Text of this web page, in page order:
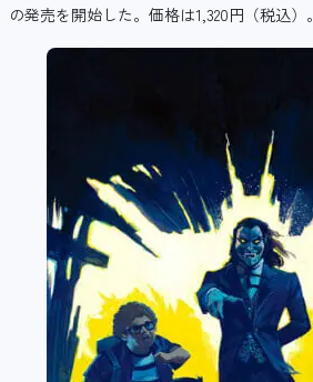
の発売を開始した。価格は1,320円（税込）。